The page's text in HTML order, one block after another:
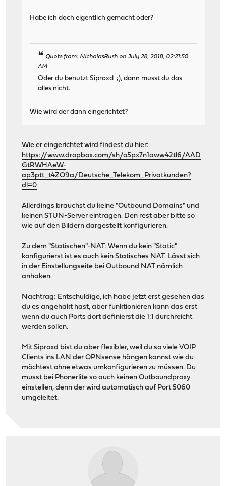
Habe ich doch eigentlich gemacht oder?
Quote from: NicholasRush on July 28, 2018, 02:21:50
AM
Oder du benutzt Siproxd ;), dann musst du das
alles nicht.
Wie wird der dann eingerichtet?
Wie er eingerichtet wird findest du hier:
https://www.dropbox.com/sh/o5px7n1aww42tl6/AAD
GtRWHAeW-
ap3ptt_t4ZO9a/Deutsche_Telekom_Privatkunden?
dl=0
Allerdings brauchst du keine "Outbound Domains" und
keinen STUN-Server eintragen. Den rest aber bitte so
wie auf den Bildern dargestellt konfigurieren.
Zu dem "Statischen"-NAT: Wenn du kein "Static"
konfigurierst ist es auch kein Statisches NAT. Lässt sich
in der Einstellungseite bei Outbound NAT nämlich
anhaken.
Nachtrag: Entschuldige, ich habe jetzt erst gesehen das
du es angehakt hast, aber funktionieren kann das erst
wenn du auch Ports dort definierst die 1:1 durchreicht
werden sollen.
Mit Siproxd bist du aber flexibler, weil du so viele VOIP
Clients ins LAN der OPNsense hängen kannst wie du
möchtest ohne etwas umkonfigurieren zu müssen. Du
musst bei Phonerlite so auch keinen Outboundproxy
einstellen, denn der wird automatisch auf Port 5060
umgeleitet.